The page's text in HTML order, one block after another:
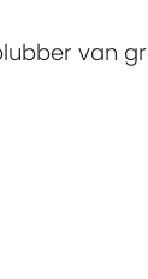
van